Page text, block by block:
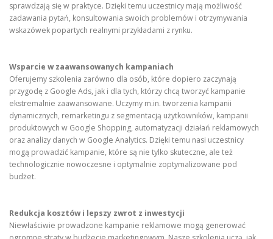
sprawdzają się w praktyce. Dzięki temu uczestnicy mają możliwość
zadawania pytań, konsultowania swoich problemów i otrzymywania
wskazówek popartych realnymi przykładami z rynku.
Wsparcie w zaawansowanych kampaniach
Oferujemy szkolenia zarówno dla osób, które dopiero zaczynają
przygodę z Google Ads, jak i dla tych, którzy chcą tworzyć kampanie
ekstremalnie zaawansowane. Uczymy m.in. tworzenia kampanii
dynamicznych, remarketingu z segmentacją użytkowników, kampanii
produktowych w Google Shopping, automatyzacji działań reklamowych
oraz analizy danych w Google Analytics. Dzięki temu nasi uczestnicy
mogą prowadzić kampanie, które są nie tylko skuteczne, ale też
technologicznie nowoczesne i optymalnie zoptymalizowane pod
budżet.
Redukcja kosztów i lepszy zwrot z inwestycji
Niewłaściwie prowadzone kampanie reklamowe mogą generować